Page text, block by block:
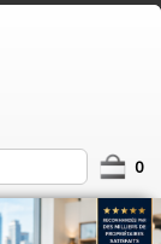
0